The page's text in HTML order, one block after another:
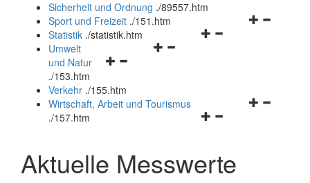
schließen
Sicherheit und Ordnung ./89557.htm
Navigationsmenü
Sport und Freizeit ./151.htm
Navigationsmenü
Statistik ./statistik.htm
Navigationsmenü
und
schließen
Umwelt
und Natur
./153.htm
Verkehr ./155.htm
Navigationsmenü
schließen
Wirtschaft, Arbeit und Tourismus
./157.htm
Aktuelle Messwerte